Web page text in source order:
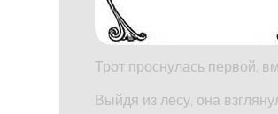
Трот проснулась первой,
Выйдя из лесу, она